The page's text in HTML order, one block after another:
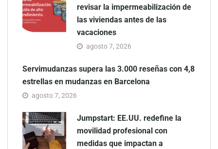
revisar la impermeabilización de
las viviendas antes de las
vacaciones
agosto 7, 2026
Servimudanzas supera las 3.000 reseñas con 4,8
estrellas en mudanzas en Barcelona
agosto 7, 2026
Jumpstart: EE.UU. redefine la
movilidad profesional con
medidas que impactan a